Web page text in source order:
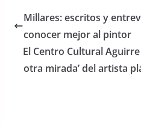
e
b
o
o
er s
A
p
p
Millares: escritos y
conocer mejor al pintor
El Centro Cultural
otra mirada’ del artista